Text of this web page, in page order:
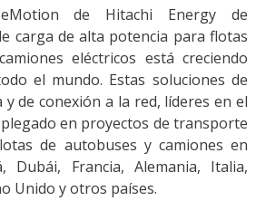
de Hitachi Energy de
carga de alta potencia para flotas
eléctricos está creciendo
el mundo. Estas soluciones de
de conexión a la red, líderes en el
en proyectos de transporte
de autobuses y camiones en
Dubái, Francia, Alemania, Italia,
Unido y otros países.